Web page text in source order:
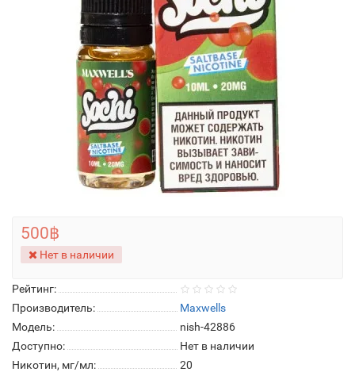
Рейтинг:
Производитель:
Maxwells
Модель:
nish-42886
Доступно:
Нет в наличии
Никотин, мг/мл:
20
500฿
Нет в наличии